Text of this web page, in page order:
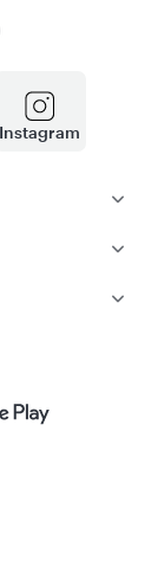
Instagram